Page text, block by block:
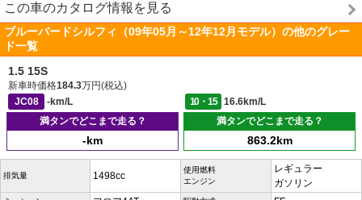
この車のカタログ情報を見る
ブルーバードシルフィ（09年05月～12年12月モデル）の他のグレー
ド一覧
1.5 15S
新車時価格184.3万円(税込)
JC08
-km/L 10・15
16.6km/L
満タンでどこまで走る？
-km
満タンでどこまで走る？
863.2km
排気量 1498cc
使用燃料
エンジン
レギュラー
ガソリン